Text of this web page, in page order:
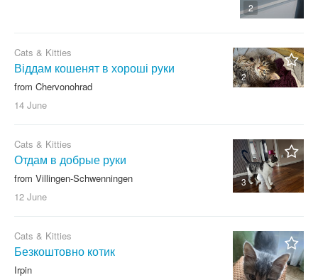
2
2
Cats & Kitties
Віддам кошенят в хороші руки
from Chervonohrad
14 June
3
Cats & Kitties
Отдам в добрые руки
from Villingen-Schwenningen
12 June
Cats & Kitties
Безкоштовно котик
Irpin